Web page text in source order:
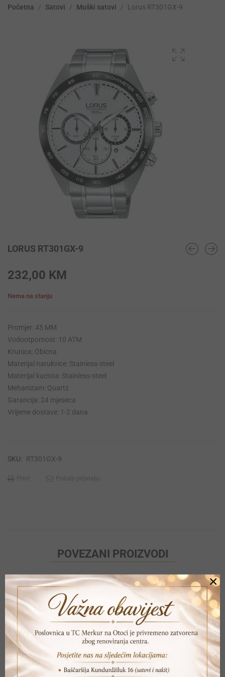
Početna / Satovi / Muški satovi / Lorus RT301GX-9
LORUS RT301GX-9
232,00 KM
Nema na stanju
Promjer: 45 MM
Vodootpornost: 10 ATM
Krunica: Obicna
Materijal narukvice: Stainless-steel
Materijal kucista: Stainless-steel
Mehanizam: Quartz
Garancija: 24 mjeseca
Vrijeme dostave: 1-2 dana
SKU: RT301GX-9
POVEZANI PROIZVODI
×